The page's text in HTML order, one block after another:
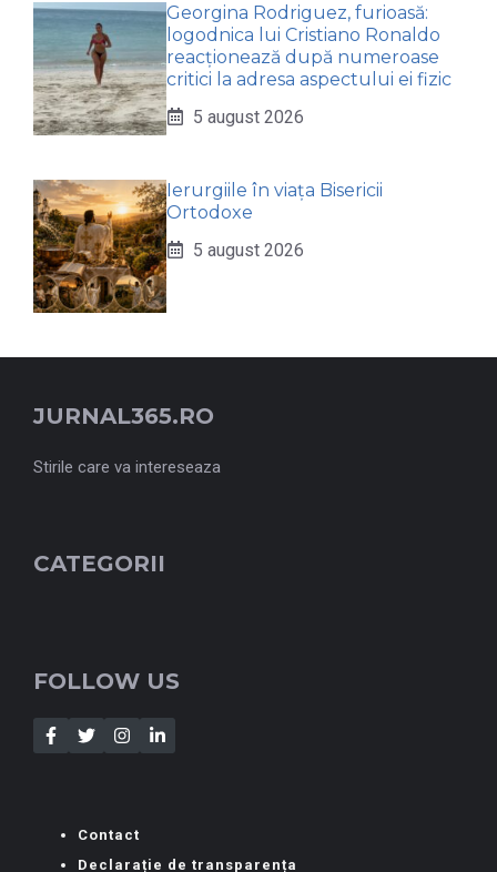
Georgina Rodriguez, furioasă:
logodnica lui Cristiano Ronaldo
reacționează după numeroase
critici la adresa aspectului ei fizic
5 august 2026
Ierurgiile în viața Bisericii
Ortodoxe
5 august 2026
JURNAL365.RO
Stirile care va intereseaza
CATEGORII
FOLLOW US
Contact
Declarație de transparența